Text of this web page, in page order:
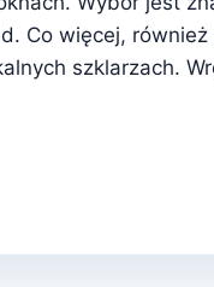
Co więcej,
szklarzach.